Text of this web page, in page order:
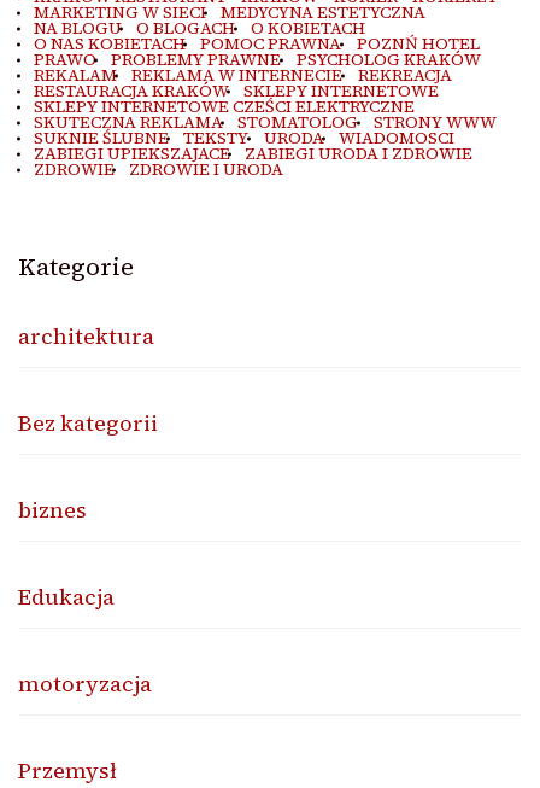
MARKETING W SIECI MEDYCYNA ESTETYCZNA
NA BLOGU O BLOGACH O KOBIETACH
O NAS KOBIETACH POMOC PRAWNA POZNŃ HOTEL
PRAWO PROBLEMY PRAWNE PSYCHOLOG KRAKÓW
REKALAM REKLAMA W INTERNECIE REKREACJA
RESTAURACJA KRAKÓW SKLEPY INTERNETOWE
SKLEPY INTERNETOWE CZEŚCI ELEKTRYCZNE
SKUTECZNA REKLAMA STOMATOLOG STRONY WWW
SUKNIE ŚLUBNE TEKSTY URODA WIADOMOSCI
ZABIEGI UPIEKSZAJACE ZABIEGI URODA I ZDROWIE
ZDROWIE ZDROWIE I URODA
Kategorie
architektura
Bez kategorii
biznes
Edukacja
motoryzacja
Przemysł